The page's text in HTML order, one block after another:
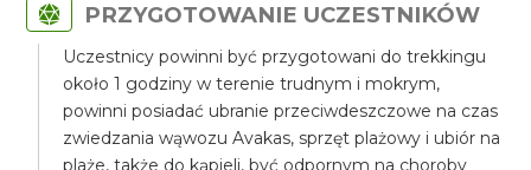
PRZYGOTOWANIE UCZESTNIKÓW
Uczestnicy powinni być przygotowani do trekkingu
około 1 godziny w terenie trudnym i mokrym,
powinni posiadać ubranie przeciwdeszczowe na czas
zwiedzania wąwozu Avakas, sprzęt plażowy i ubiór na
plaże, także do kąpieli, być odpornym na choroby